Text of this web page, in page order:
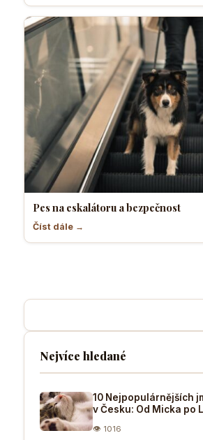
Pes na eskalátoru a bezpečnost
Číst dále →
Nejvíce hledané
10 Nejpopulárnějších
v Česku: Od Micka po
👁 1016